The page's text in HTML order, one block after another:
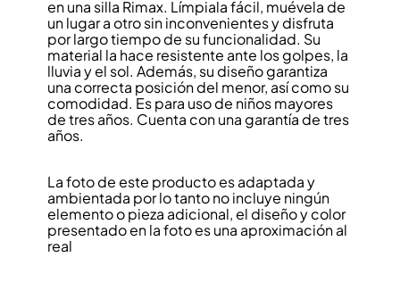
en una silla Rimax. Límpiala fácil, muévela de
un lugar a otro sin inconvenientes y disfruta
por largo tiempo de su funcionalidad. Su
material la hace resistente ante los golpes, la
lluvia y el sol. Además, su diseño garantiza
una correcta posición del menor, así como su
comodidad. Es para uso de niños mayores
de tres años. Cuenta con una garantía de tres
años.
La foto de este producto es adaptada y
ambientada por lo tanto no incluye ningún
elemento o pieza adicional, el diseño y color
presentado en la foto es una aproximación al
real